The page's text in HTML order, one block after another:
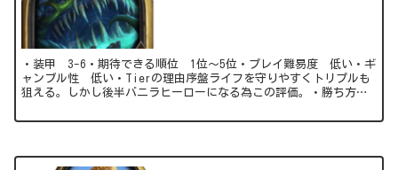
・装甲 3-6・期待できる順位 1位～5位・プレイ難易度 低い・ギ
ャンブル性 低い・Tierの理由序盤ライフを守りやすくトリプルも
狙える。しかし後半バニラヒーローになる為この評価。・勝ち方金